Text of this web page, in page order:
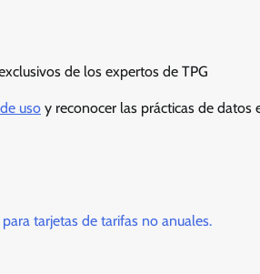
de los expertos de TPG
uso y reconocer las prácticas de datos
tarjetas de tarifas no anuales.